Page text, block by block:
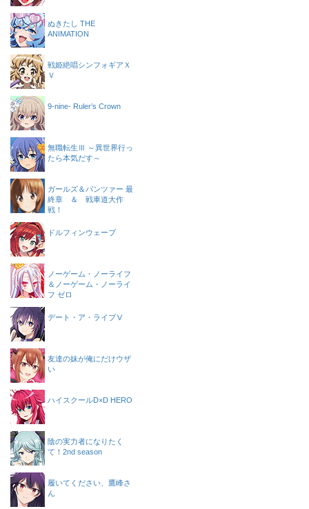
ぬきたし THE
ANIMATION
戦姫絶唱シンフォギアＸ
Ｖ
9-nine- Ruler’s Crown
無職転生Ⅲ ～異世界行っ
たら本気だす～
ガールズ＆パンツァー 最
終章 ＆ 戦車道大作
戦！
ドルフィンウェーブ
ノーゲーム・ノーライフ
＆ノーゲーム・ノーライ
フ ゼロ
デート・ア・ライブⅤ
友達の妹が俺にだけウザ
い
ハイスクールD×D HERO
陰の実力者になりたく
て！2nd season
履いてください、鷹峰さ
ん